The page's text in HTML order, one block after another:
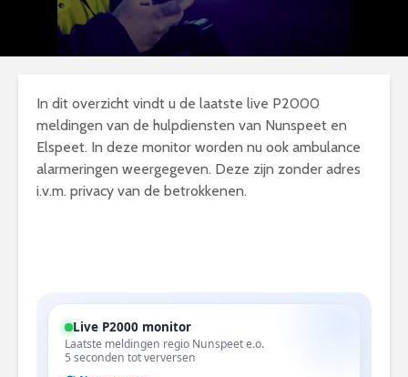
In dit overzicht vindt u de laatste live P2000
meldingen van de hulpdiensten van Nunspeet en
Elspeet. In deze monitor worden nu ook ambulance
alarmeringen weergegeven. Deze zijn zonder adres
i.v.m. privacy van de betrokkenen.